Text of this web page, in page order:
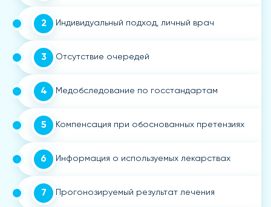
2 Индивидуальный подход, личный врач
3 Отсутствие очередей
4 Медобследование по госстандартам
5 Компенсация при обоснованных претензиях
6 Информация о используемых лекарствах
7 Прогонозируемый результат лечения